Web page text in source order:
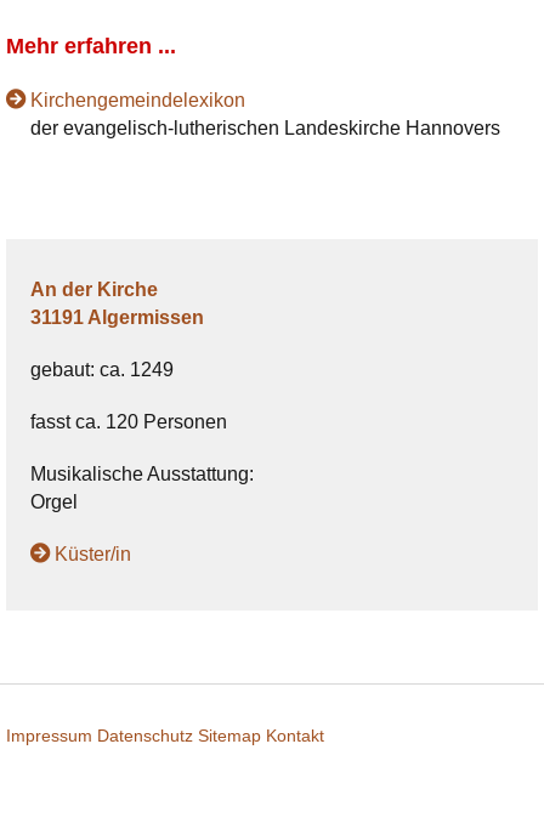
Mehr erfahren ...
Kirchengemeindelexikon
der evangelisch-lutherischen Landeskirche Hannovers
An der Kirche
31191 Algermissen
gebaut: ca. 1249
fasst ca. 120 Personen
Musikalische Ausstattung:
Orgel
Küster/in
Impressum Datenschutz Sitemap Kontakt